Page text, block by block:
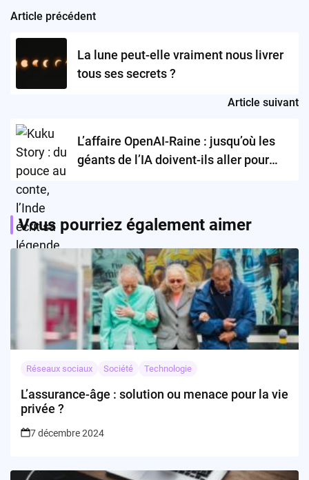
Post
navigation
Article précédent
La lune peut-elle vraiment nous livrer
tous ses secrets ?
Article suivant
L’affaire OpenAI-Raine : jusqu’où les
géants de l’IA doivent-ils aller pour
humains ?
Vous pourriez également aimer
Réseaux sociaux Société Technologie
L’assurance-âge : solution ou menace pour la vie
privée ?
7 décembre 2024